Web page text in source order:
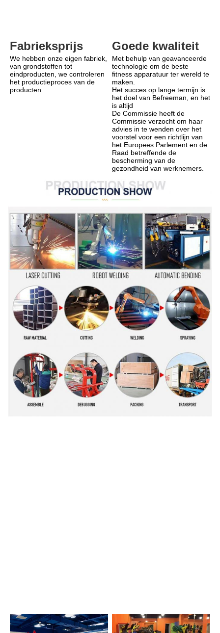
Fabrieksprijs
We hebben onze eigen fabriek,
van grondstoffen tot
eindproducten, we controleren
het productieproces van de
producten.
Goede kwaliteit
Met behulp van geavanceerde
technologie om de beste
fitness apparatuur ter wereld te
maken.
Het succes op lange termijn is
het doel van Befreeman, en het
is altijd
De Commissie heeft de
Commissie verzocht om haar
advies in te wenden over het
voorstel voor een richtlijn van
het Europees Parlement en de
Raad betreffende de
bescherming van de
gezondheid van werknemers.